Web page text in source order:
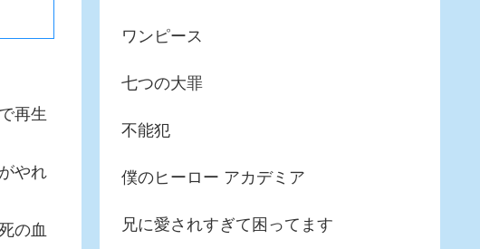
再生
やれ
の血
ワンピース
七つの大罪
不能犯
僕のヒーロー アカデミア
兄に愛されすぎて困ってます